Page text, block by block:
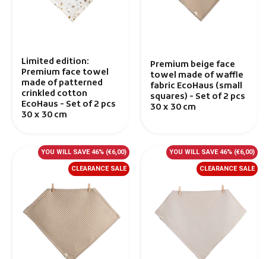
Limited edition:
Premium face towel
made of patterned
crinkled cotton
EcoHaus - Set of 2 pcs
30 x 30 cm
Premium beige face
towel made of waffle
fabric EcoHaus (small
squares) - Set of 2 pcs
30 x 30 cm
YOU WILL SAVE 46% (€6,00)
CLEARANCE SALE
YOU WILL SAVE 46% (€6,00)
CLEARANCE SALE